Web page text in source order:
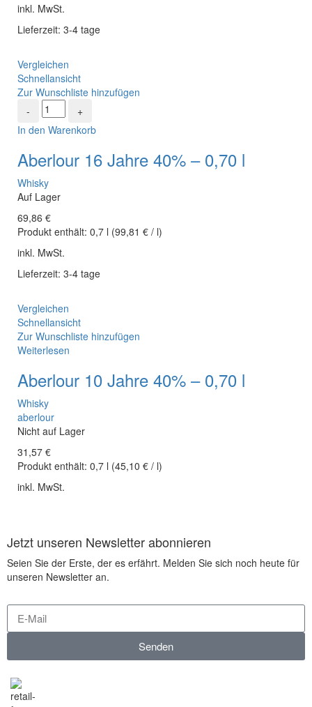
inkl. MwSt.
Lieferzeit: 3-4 tage
Vergleichen
Schnellansicht
Zur Wunschliste hinzufügen
In den Warenkorb
Aberlour 16 Jahre 40% – 0,70 l
Whisky
Auf Lager
69,86 €
Produkt enthält: 0,7 l (99,81 € / l)
inkl. MwSt.
Lieferzeit: 3-4 tage
Vergleichen
Schnellansicht
Zur Wunschliste hinzufügen
Weiterlesen
Aberlour 10 Jahre 40% – 0,70 l
Whisky
aberlour
Nicht auf Lager
31,57 €
Produkt enthält: 0,7 l (45,10 € / l)
inkl. MwSt.
Jetzt unseren Newsletter abonnieren
Seien Sie der Erste, der es erfährt. Melden Sie sich noch heute für
unseren Newsletter an.
Senden